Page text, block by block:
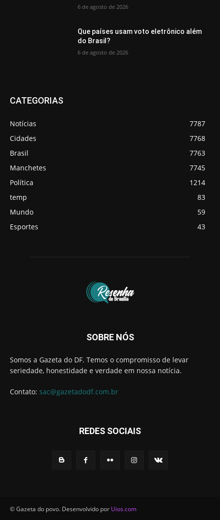
6 de agosto de 2026
Que países usam voto eletrônico além
do Brasil?
6 de agosto de 2026
CATEGORIAS
Notícias
7787
Cidades
7768
Brasil
7763
Manchetes
7745
Política
1214
temp
83
Mundo
59
Esportes
43
SOBRE NÓS
Somos a Gazeta do DF. Temos o compromisso de levar
seriedade, honestidade e verdade em nossa notícia.
Contato: sac@gazetadodf.com.br
REDES SOCIAIS
© Gazeta do povo. Desenvolvido por Uios.com